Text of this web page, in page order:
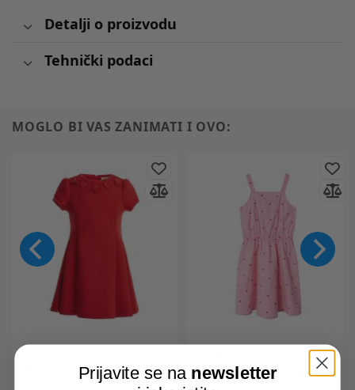
Detalji o proizvodu
Tehnički podaci
MOGLO BI VAS ZANIMATI I OVO:
ORIGINAL MARINES
DEA3670F haljina
NKFFAHEART haljina
Prijavite se na newsletter